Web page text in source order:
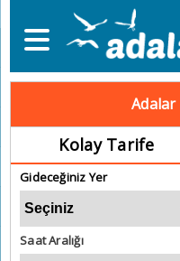
Adalar
Kolay Tarife
Gideceğiniz Yer
Saat Aralığı